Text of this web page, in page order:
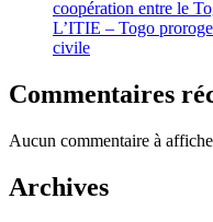
coopération entre le
L’ITIE – Togo
civile
Commentaires
Aucun commentaire à
Archives